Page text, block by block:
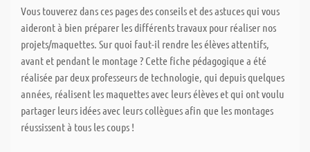
Vous touverez dans ces pages des conseils et des astuces qui vous
aideront à bien préparer les différents travaux pour réaliser nos
projets/maquettes. Sur quoi faut-il rendre les élèves attentifs,
avant et pendant le montage ? Cette fiche pédagogique a été
réalisée par deux professeurs de technologie, qui depuis quelques
années, réalisent les maquettes avec leurs élèves et qui ont voulu
partager leurs idées avec leurs collègues afin que les montages
réussissent à tous les coups !